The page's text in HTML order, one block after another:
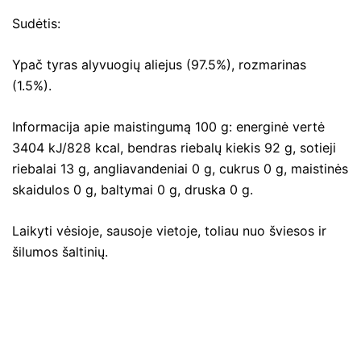
Sudėtis:
Ypač tyras alyvuogių aliejus (97.5%), rozmarinas
(1.5%).
Informacija apie maistingumą 100 g: energinė vertė
3404 kJ/828 kcal, bendras riebalų kiekis 92 g, sotieji
riebalai 13 g, angliavandeniai 0 g, cukrus 0 g, maistinės
skaidulos 0 g, baltymai 0 g, druska 0 g.
Laikyti vėsioje, sausoje vietoje, toliau nuo šviesos ir
šilumos šaltinių.